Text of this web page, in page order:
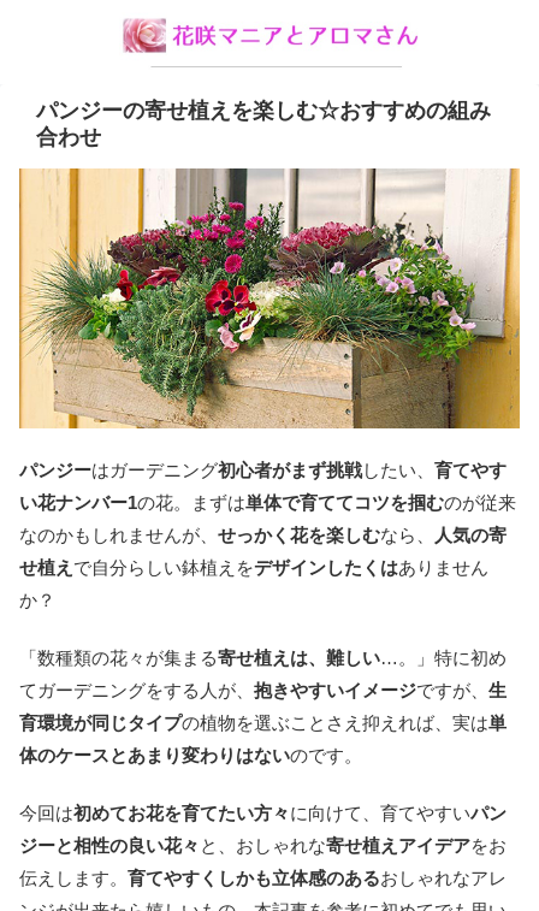
パンジーの寄せ植えを楽しむ☆おすすめの組み
合わせ
パンジーはガーデニング初心者がまず挑戦したい、 育てやす
い花ナンバー1の花。まずは単体で育ててコツを掴むのが従来
なのかもしれませんが、 せっかく花を楽しむなら、
人気の寄
せ植え で自分らしい鉢植えをデザインしたくはありません
か？
「数種類の花々が集まる寄せ植えは、難しい…。」特に初め
てガーデニングをする人が、 抱きやすいイメージですが、 生
育環境が同じタイプの植物を選ぶことさえ抑えれば、実は単
体のケースとあまり変わりはないのです。
今回は初めてお花を育てたい方々に向けて、育てやすいパン
ジーと相性の良い花々 と、おしゃれな寄せ植えアイデアをお
伝えします。 育てやすくしかも立体感のあるおしゃれなアレ